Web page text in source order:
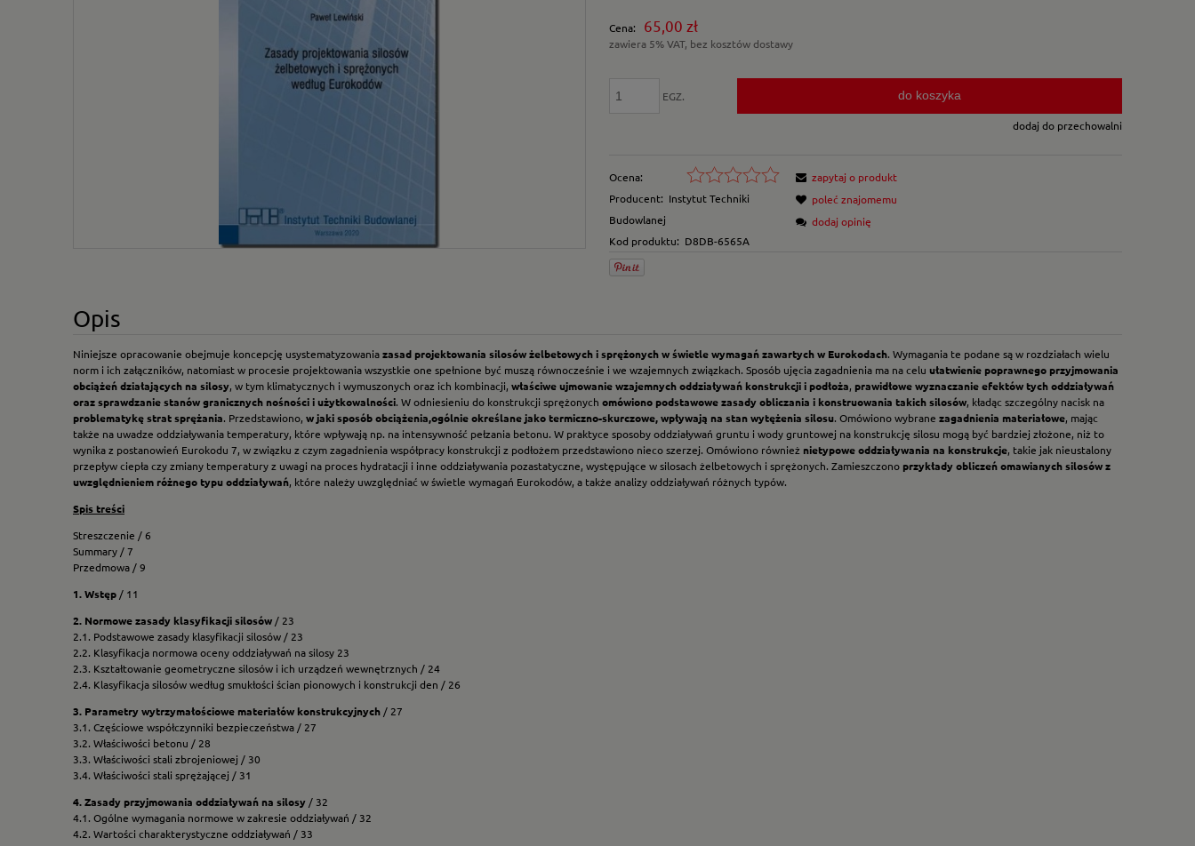
płatności
Cena: 65,00 zł
zawiera 5% VAT, bez kosztów dostawy
EGZ. do koszyka
dodaj do przechowalni
Ocena:
Producent: Instytut Techniki
Budowlanej
Kod produktu: D8DB-6565A
zapytaj o produkt
poleć znajomemu
dodaj opinię
Opis
Niniejsze opracowanie obejmuje koncepcję usystematyzowaniazasad projektowania silosów żelbetowych i sprężonych w świetle wymagań zawartych w Eurokodach. Wymagania te podane są w rozdziałach wielu
norm i ich załączników, natomiast w procesie projektowania wszystkie one spełnione być muszą równocześnie i we wzajemnych związkach. Sposób ujęcia zagadnienia ma na celu ułatwienie poprawnego przyjmowania
obciążeń działających na silosy, w tym klimatycznych i wymuszonych oraz ich kombinacji, właściwe ujmowanie wzajemnych oddziaływań konstrukcji i podłoża, prawidłowe wyznaczanie efektów tych oddziaływań
oraz sprawdzanie stanów granicznych nośności i użytkowalności. W odniesieniu do konstrukcji sprężonych omówiono podstawowe zasady obliczania i konstruowania takich silosów, kładąc szczególny nacisk na
problematykę strat sprężania. Przedstawiono, w jaki sposób obciążenia,ogólnie określane jako termiczno-skurczowe, wpływają na stan wytężenia silosu. Omówiono wybrane zagadnienia materiałowe, mając
także na uwadze oddziaływania temperatury, które wpływają np. na intensywność pełzania betonu. W praktyce sposoby oddziaływań gruntu i wody gruntowej na konstrukcję silosu mogą być bardziej złożone, niż to
wynika z postanowień Eurokodu 7, w związku z czym zagadnienia współpracy konstrukcji z podłożem przedstawiono nieco szerzej. Omówiono również nietypowe oddziaływania na konstrukcje, takie jak nieustalony
przepływ ciepła czy zmiany temperatury z uwagi na proces hydratacji i inne oddziaływania pozastatyczne, występujące w silosach żelbetowych i sprężonych. Zamieszczono przykłady obliczeń omawianych silosów z
uwzględnieniem różnego typu oddziaływań, które należy uwzględniać w świetle wymagań Eurokodów, a także analizy oddziaływań różnych typów.
Spis treści
Streszczenie / 6
Summary / 7
Przedmowa / 9
1. Wstęp / 11
2. Normowe zasady klasyfikacji silosów / 23
2.1. Podstawowe zasady klasyfikacji silosów / 23
2.2. Klasyfikacja normowa oceny oddziaływań na silosy 23
2.3. Kształtowanie geometryczne silosów i ich urządzeń wewnętrznych / 24
2.4. Klasyfikacja silosów według smukłości ścian pionowych i konstrukcji den / 26
3. Parametry wytrzymałościowe materiałów konstrukcyjnych / 27
3.1. Częściowe współczynniki bezpieczeństwa / 27
3.2. Właściwości betonu / 28
3.3. Właściwości stali zbrojeniowej / 30
3.4. Właściwości stali sprężającej / 31
4. Zasady przyjmowania oddziaływań na silosy / 32
4.1. Ogólne wymagania normowe w zakresie oddziaływań / 32
4.2. Wartości charakterystyczne oddziaływań / 33